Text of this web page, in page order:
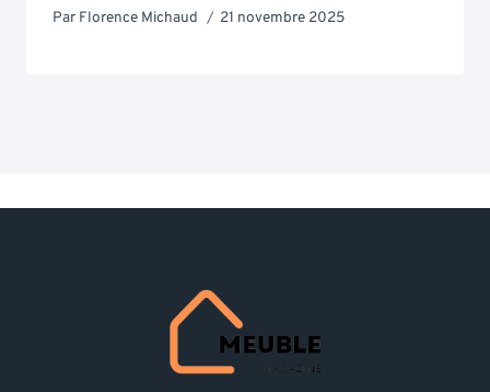
Par Florence Michaud 21 novembre 2025